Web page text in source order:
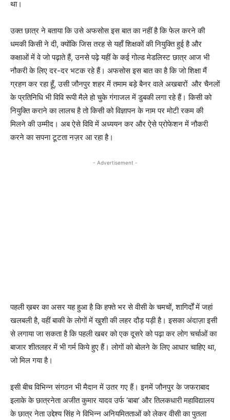
था।
उक्त छात्र ने बताया कि उसे अफसोस इस बात का नहीं है कि फेल करने की
धमकी किसी ने दी, क्योंकि जिस तरह से यहाँ शिक्षकों की नियुक्ति हुई है और
कक्षाओं में वे जो पढ़ाते हैं, उनसे पढ़े यहीं के कई गोल्ड मेडलिस्ट छात्र आज भी
नौकरी के लिए दर-दर भटक रहे हैं। अफसोस इस बात का है कि जो शिक्षा मैं
ग्रहण कर रहा हूँ, उसी जौनपुर शहर में तमाम बड़े बैनर वाले अखबारों और चैनलों
के प्रतिनिधि भी विवि रूपी मैले हो चुके गंगाजल में डुबकी लगा रहे हैं। किसी को
नियुक्ति कराने का लालच है तो किसी को विज्ञापन के नाम पर मोटी रकम की
मिलने की उम्मीद। अब ऐसे विवि में अध्ययन कर और ऐसे प्रोफेशन में नौकरी
करने का सपना टूटता नज़र आ रहा है।
- Advertisement -
पहली ख़बर का असर यह हुआ है कि हफ्ते भर से वीसी के चमचों, शागिर्दों में जहां
खलबली है, वहीं बाकी के लोगों में खुशी की लहर दौड़ पड़ी है। इसका अंदाज़ा इसी
से लगाया जा सकता है कि पहली खबर को एक दूसरे को पढ़ा कर लोग चर्चाओं का
बाजार शीतलहर में भी गर्म किये हुए हैं। लोगों को बोलने के लिए आधार चाहिए था,
जो मिल गया है।
इसी बीच विभिन्न संगठन भी मैदान में उतर गए हैं। इनमें जौनपुर के जफराबाद
इलाके के छात्रनेता अजीत कुमार यादव उर्फ ‘बाबा’ और तिलकधारी महाविद्यालय
के छात्र नेता उद्देश्य सिंह ने विभिन्न अनियमितताओं को लेकर वीसी का पुतला